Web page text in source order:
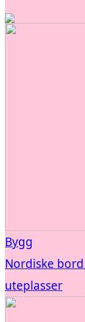
Bygg
Nordiske
uteplasser